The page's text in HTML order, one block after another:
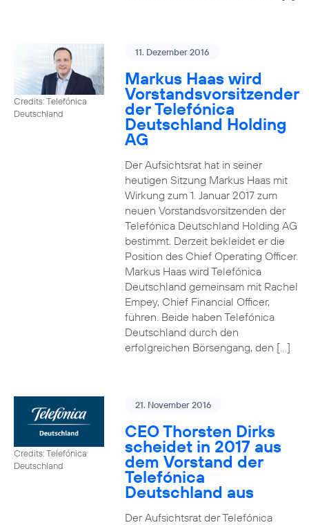
Credits: Telefónica
Deutschland
11. Dezember 2016
Markus Haas wird
Vorstandsvorsitzender
der Telefónica
Deutschland Holding
AG
Der Aufsichtsrat hat in seiner
heutigen Sitzung Markus Haas mit
Wirkung zum 1. Januar 2017 zum
neuen Vorstandsvorsitzenden der
Telefónica Deutschland Holding AG
bestimmt. Derzeit bekleidet er die
Position des Chief Operating Officer.
Markus Haas wird Telefónica
Deutschland gemeinsam mit Rachel
Empey, Chief Financial Officer,
führen. Beide haben Telefónica
Deutschland durch den
erfolgreichen Börsengang, den […]
Credits: Telefónica
Deutschland
21. November 2016
CEO Thorsten Dirks
scheidet in 2017 aus
dem Vorstand der
Telefónica
Deutschland aus
Der Aufsichtsrat der Telefónica